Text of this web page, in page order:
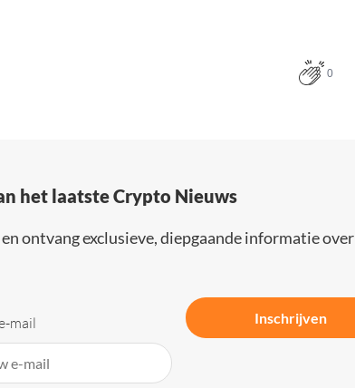
0
het laatste Crypto Nieuws
ontvang exclusieve, diepgaande informatie over
mail Inschrijven